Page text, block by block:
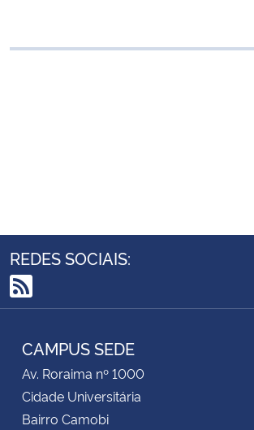
Ministério do Desenvolvimento Regional
Ministério da Mulher, da Família e dos Direitos Humanos
Secretaria-Geral
REDES SOCIAIS:
RSS
CAMPUS SEDE
Av. Roraima nº 1000
Cidade Universitária
Bairro Camobi